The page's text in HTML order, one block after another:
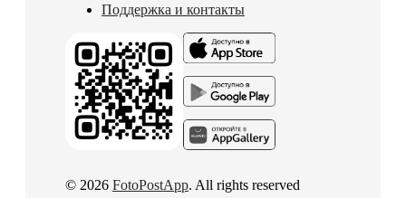
Поддержка и контакты
© 2026 FotoPostApp. All rights reserved